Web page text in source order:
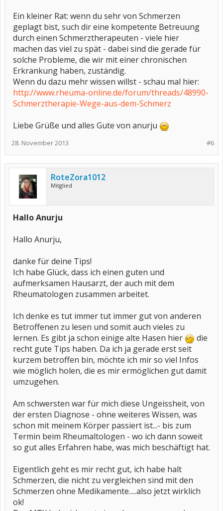
Ein kleiner Rat: wenn du sehr von Schmerzen
geplagt bist, such dir eine kompetente Betreuung
durch einen Schmerztherapeuten - viele hier
machen das viel zu spät - dabei sind die gerade für
solche Probleme, die wir mit einer chronischen
Erkrankung haben, zuständig.
Wenn du dazu mehr wissen willst - schau mal hier:
http://www.rheuma-online.de/forum/threads/48990-
Schmerztherapie-Wege-aus-dem-Schmerz
Liebe Grüße und alles Gute von anurju
#6
28. November 2013
RoteZora1012
Mitglied
Hallo Anurju
Hallo Anurju,
danke für deine Tips!
Ich habe Glück, dass ich einen guten und
aufmerksamen Hausarzt, der auch mit dem
Rheumatologen zusammen arbeitet.
Ich denke es tut immer tut immer gut von anderen
Betroffenen zu lesen und somit auch vieles zu
lernen. Es gibt ja schon einige alte Hasen hier
die
recht gute Tips haben. Da ich ja gerade erst seit
kurzem betroffen bin, möchte ich mir so viel Infos
wie möglich holen, die es mir ermöglichen gut damit
umzugehen.
Am schwersten war für mich diese Ungeissheit, von
der ersten Diagnose - ohne weiteres Wissen, was
schon mit meinem Körper passiert ist...- bis zum
Termin beim Rheumaltologen - wo ich dann soweit
so gut alles Erfahren habe, was mich beschäftigt hat.
Eigentlich geht es mir recht gut, ich habe halt
Schmerzen, die nicht zu vergleichen sind mit den
Schmerzen ohne Medikamente.....also jetzt wirklich
ok!